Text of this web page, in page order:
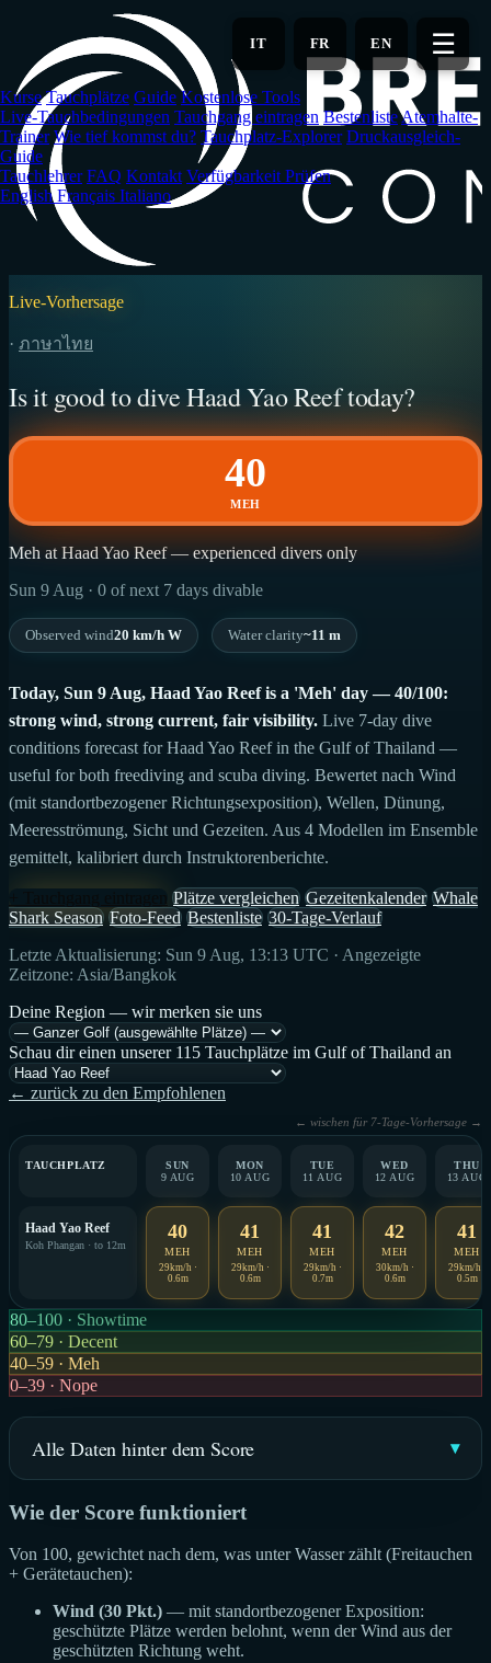
Hauptinhalt
springen
EN
FR
IT ☰
Kurse Tauchplätze Guide Kostenlose Tools
Live-Tauchbedingungen Tauchgang eintragen BestenlisteAtemhalte-
Trainer Wie tief kommst du? Tauchplatz-Explorer Druckausgleich-
Guide
Tauchlehrer FAQ Kontakt Verfügbarkeit Prüfen
EnglishFrançais Italiano
Live-Vorhersage
· ภาษาไทย
Is it good to dive Haad Yao Reef today?
40
MEH
Meh at Haad Yao Reef — experienced divers only
Sun 9 Aug · 0 of next 7 days divable
Observed wind20 km/h W Water clarity~11 m
Today, Sun 9 Aug, Haad Yao Reef is a 'Meh' day — 40/100:
strong wind, strong current, fair visibility. Live 7-day dive
conditions forecast for Haad Yao Reef in the Gulf of Thailand —
useful for both freediving and scuba diving. Bewertet nach Wind
(mit standortbezogener Richtungsexposition), Wellen, Dünung,
Meeresströmung, Sicht und Gezeiten. Aus 4 Modellen im Ensemble
gemittelt, kalibriert durch Instruktorenberichte.
Plätze vergleichen Gezeitenkalender Whale
Shark Season Foto-Feed Bestenliste 30-Tage-Verlauf
Letzte Aktualisierung: Sun 9 Aug, 13:13 UTC · Angezeigte
Zeitzone: Asia/Bangkok
Deine Region — wir merken sie uns
Schau dir einen unserer 115 Tauchplätze im Gulf of Thailand an
← zurück zu den Empfohlenen
← wischen für 7-Tage-Vorhersage →
TAUCHPLATZ
SUN
9 AUG
MON
10 AUG
TUE
11 AUG
WED
12 AUG
THU
13 AUG
Haad Yao Reef
Koh Phangan · to 12m
40
MEH
29km/h ·
0.6m
41
MEH
29km/h ·
0.6m
41
MEH
29km/h ·
0.7m
42
MEH
30km/h ·
0.6m
41
MEH
29km/h ·
0.5m
80–100 · Showtime
60–79 · Decent
40–59 · Meh
0–39 · Nope
Alle Daten hinter dem Score
Wie der Score funktioniert
Von 100, gewichtet nach dem, was unter Wasser zählt (Freitauchen
+ Gerätetauchen):
Wind (30 Pkt.) — mit standortbezogener Exposition:
geschützte Plätze werden belohnt, wenn der Wind aus der
geschützten Richtung weht.